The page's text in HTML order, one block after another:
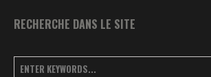
RECHERCHE DANS LE SITE